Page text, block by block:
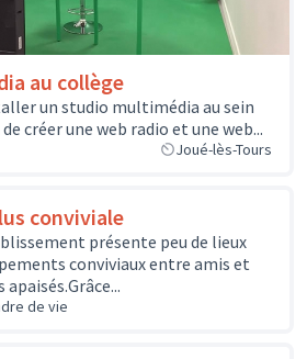
au collège
un studio multimédia au sein
créer une web radio et une web...
Joué-lès-Tours
conviviale
présente peu de lieux
conviviaux entre amis et
de vie